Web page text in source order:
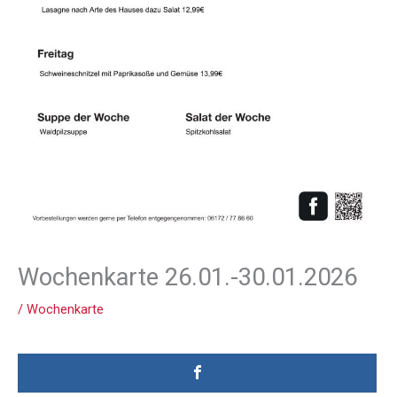
Wochenkarte 26.01.-30.01.2026
/ Wochenkarte